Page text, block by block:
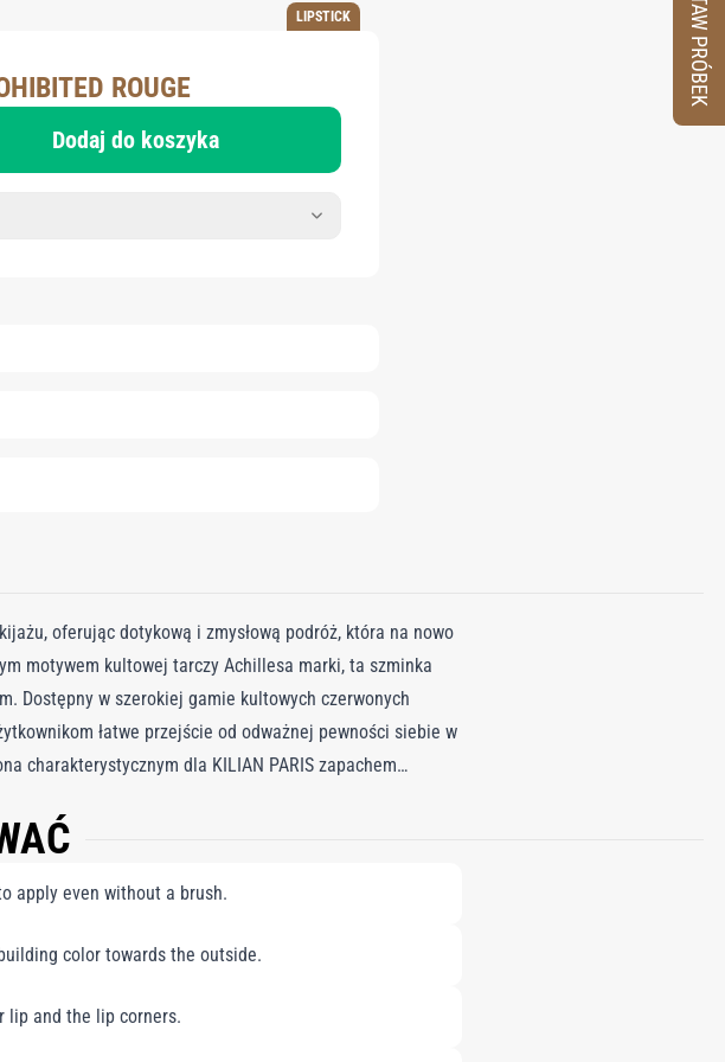
LIPSTICK
ROUGE
Dodaj do koszyka
oferując dotykową i zmysłową podróż, która na nowo
motywem kultowej tarczy Achillesa marki, ta szminka
Dostępny w szerokiej gamie kultowych czerwonych
łatwe przejście od odważnej pewności siebie w
charakterystycznym dla KILIAN PARIS zapachem
i róży. Zaprojektowany, aby zapewnić do 10 godzin
trwały komfort i nienaganną pigmentację. Talizman
w wykończeniu matowym i satynowym. Pigmenty o
apply even without a brush.
color towards the outside.
lip and the lip corners.
ZESTAW PRÓBEK